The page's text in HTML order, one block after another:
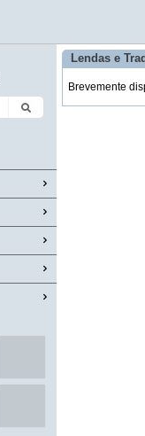
Lendas e
Brevemente